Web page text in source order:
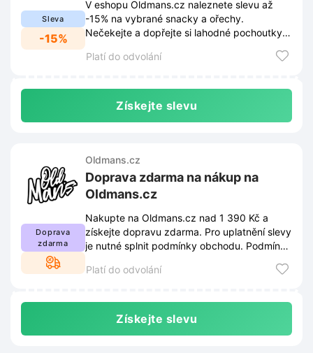
Sleva
-15%
V eshopu Oldmans.cz naleznete slevu až
-15% na vybrané snacky a ořechy.
Nečekejte a dopřejte si lahodné pochoutky
Platí do odvolání
Získejte slevu
Doprava
zdarma
Oldmans.cz
Doprava zdarma na nákup na
Oldmans.cz
Nakupte na Oldmans.cz nad 1 390 Kč a
získejte dopravu zdarma. Pro uplatnění slevy
je nutné splnit podmínky obchodu. Podmínky
Platí do odvolání
Získejte slevu